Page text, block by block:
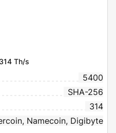
Th/s
5400
SHA-256
314
Namecoin, Digibyte